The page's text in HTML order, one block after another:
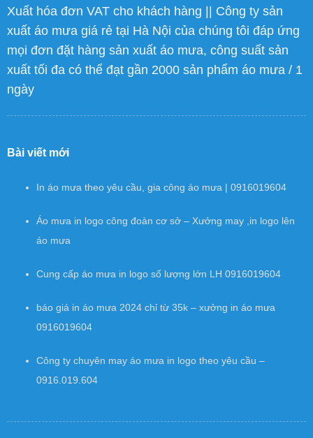
Xuất hóa đơn VAT cho khách hàng || Công ty sản
xuất áo mưa giá rẻ tại Hà Nội của chúng tôi đáp ứng
mọi đơn đặt hàng sản xuất áo mưa, công suất sản
xuất tối đa có thể đạt gần 2000 sản phẩm áo mưa / 1
ngày
Bài viết mới
In áo mưa theo yêu cầu, gia công áo mưa | 0916019604
Áo mưa in logo công đoàn cơ sở – Xưởng may ,in logo lên
áo mưa
Cung cấp áo mưa in logo số lượng lớn LH 0916019604
báo giá in áo mưa 2024 chỉ từ 35k – xưởng in áo mưa
0916019604
Công ty chuyên may áo mưa in logo theo yêu cầu –
0916.019.604